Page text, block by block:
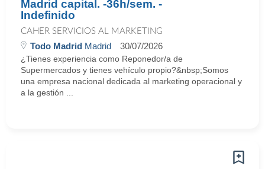
Madrid capital. -36h/sem. -
Indefinido
CAHER SERVICIOS AL MARKETING
Todo Madrid Madrid 30/07/2026
¿Tienes experiencia como Reponedor/a de
Supermercados y tienes vehículo propio?&nbsp;Somos
una empresa nacional dedicada al marketing operacional y
a la gestión ...